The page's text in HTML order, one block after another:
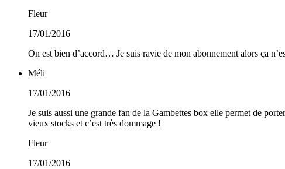
Fleur
17/01/2016
On est bien d’accord… Je suis ravie de mon abonnement alors ça
Méli
17/01/2016
Je suis aussi une grande fan de la Gambettes box elle permet de
vieux stocks et c’est très dommage !
Fleur
17/01/2016